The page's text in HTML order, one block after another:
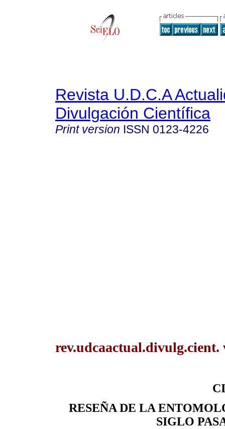
Revista U.D.C.A
Divulgación Científica
Print version ISSN 0123-4226
rev.udcaactual.divulg.cient.
RESEÑA DE LA
SIGLO